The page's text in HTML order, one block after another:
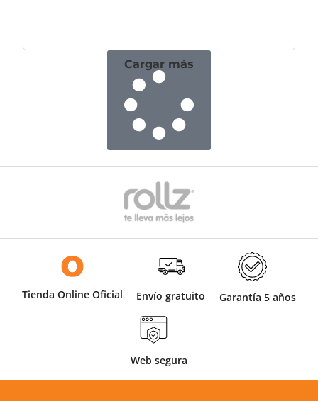
Cargar más
Tienda Online Oficial Envío gratuito Garantía 5 años
Web segura